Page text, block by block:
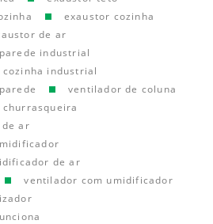
exaustor cozinha
de ar
industrial
industrial
ventilador de coluna
ar
de ar
ventilador com umidificador